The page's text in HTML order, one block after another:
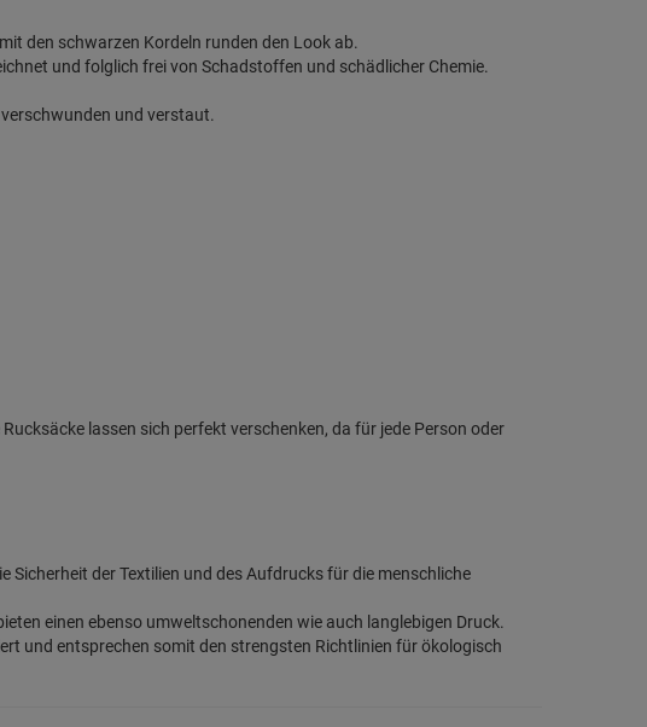
den schwarzen Kordeln runden den Look ab.
und folglich frei von Schadstoffen und schädlicher Chemie.
und verstaut.
lassen sich perfekt verschenken, da für jede Person oder
Sicherheit der Textilien und des Aufdrucks für die menschliche
einen ebenso umweltschonenden wie auch langlebigen Druck.
und entsprechen somit den strengsten Richtlinien für ökologisch